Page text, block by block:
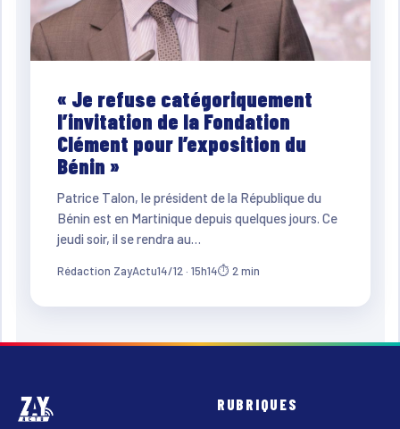
« Je refuse catégoriquement
l’invitation de la Fondation
Clément pour l’exposition du
Bénin »
Patrice Talon, le président de la République du
Bénin est en Martinique depuis quelques jours. Ce
jeudi soir, il se rendra au…
Rédaction ZayActu14/12 · 15h14⏱ 2 min
RUBRIQUES